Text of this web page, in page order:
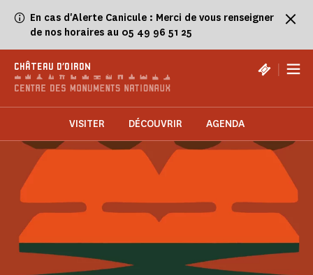
En cas d'Alerte Canicule : Merci de vous renseigner
de nos horaires au 05 49 96 51 25
CHÂTEAU D'OIRON |
VISITER DÉCOUVRIR AGENDA